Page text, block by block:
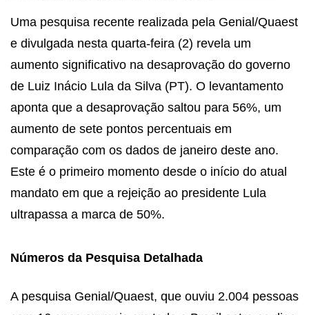
Uma pesquisa recente realizada pela Genial/Quaest
e divulgada nesta quarta-feira (2) revela um
aumento significativo na desaprovação do governo
de Luiz Inácio Lula da Silva (PT). O levantamento
aponta que a desaprovação saltou para 56%, um
aumento de sete pontos percentuais em
comparação com os dados de janeiro deste ano.
Este é o primeiro momento desde o início do atual
mandato em que a rejeição ao presidente Lula
ultrapassa a marca de 50%.
Números da Pesquisa Detalhada
A pesquisa Genial/Quaest, que ouviu 2.004 pessoas